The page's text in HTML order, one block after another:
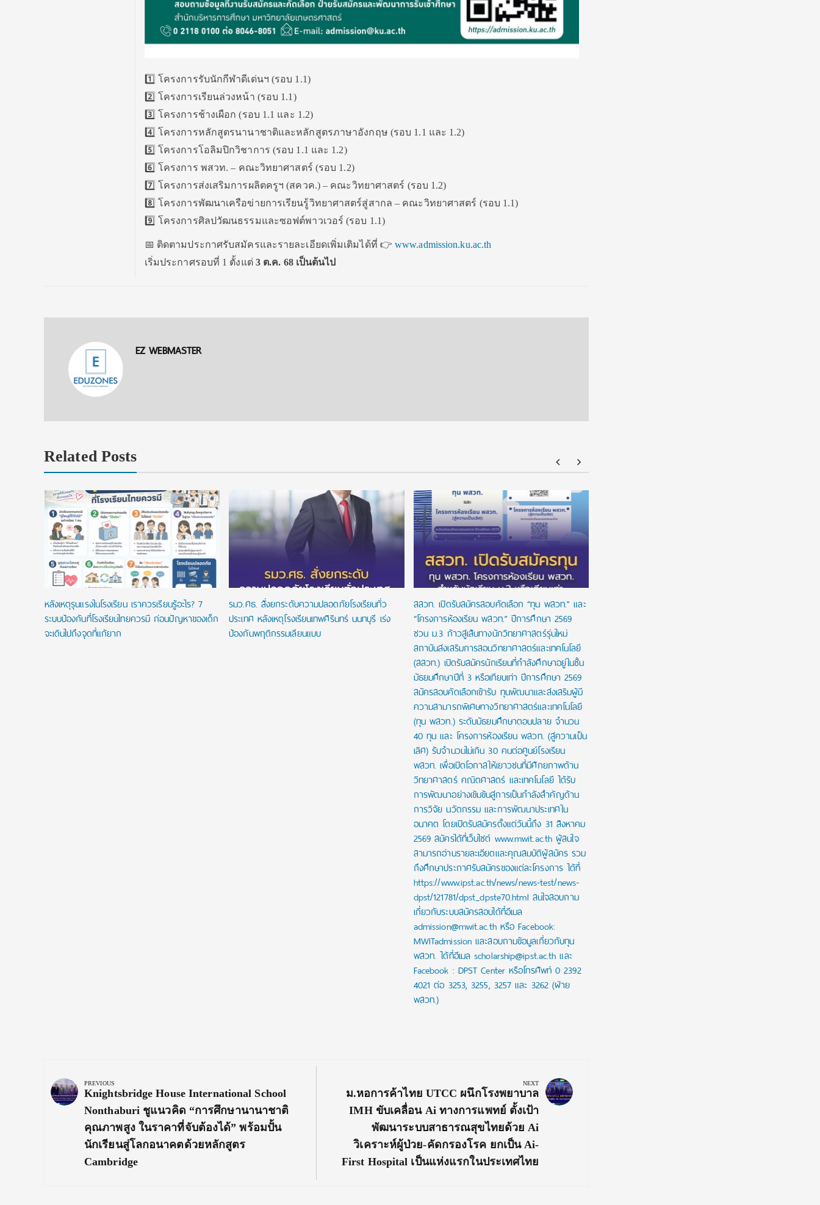
1️⃣ โครงการรับนักกีฬาดีเด่นฯ (รอบ 1.1)
2️⃣ โครงการเรียนล่วงหน้า (รอบ 1.1)
3️⃣ โครงการช้างเผือก (รอบ 1.1 และ 1.2)
4️⃣ โครงการหลักสูตรนานาชาติและหลักสูตรภาษาอังกฤษ (รอบ 1.1 และ 1.2)
5️⃣ โครงการโอลิมปิกวิชาการ (รอบ 1.1 และ 1.2)
6️⃣ โครงการ พสวท. – คณะวิทยาศาสตร์ (รอบ 1.2)
7️⃣ โครงการส่งเสริมการผลิตครูฯ (สควค.) – คณะวิทยาศาสตร์ (รอบ 1.2)
8️⃣ โครงการพัฒนาเครือข่ายการเรียนรู้วิทยาศาสตร์สู่สากล – คณะวิทยาศาสตร์ (รอบ 1.1)
9️⃣ โครงการศิลปวัฒนธรรมและซอฟต์พาวเวอร์ (รอบ 1.1)
📅 ติดตามประกาศรับสมัครและรายละเอียดเพิ่มเติมได้ที่ 👉www.admission.ku.ac.th
เริ่มประกาศรอบที่ 1 ตั้งแต่ 3 ต.ค. 68 เป็นต้นไป
EZ WEBMASTER
Related Posts
หลังเหตุรุนแรงในโรงเรียน เราควรเรียนรู้อะไร? 7
ระบบป้องกันที่โรงเรียนไทยควรมี ก่อนปัญหาของเด็ก
จะเดินไปถึงจุดที่แก้ยาก
รมว.ศธ. สั่งยกระดับความปลอดภัยโรงเรียนทั่ว
ประเทศ หลังเหตุโรงเรียนเทพศิรินทร์ นนทบุรี เร่ง
ป้องกันพฤติกรรมเลียนแบบ
สสวท. เปิดรับสมัครสอบคัดเลือก “ทุน พสวท.” และ
“โครงการห้องเรียน พสวท.” ปีการศึกษา 2569
ชวน ม.3 ก้าวสู่เส้นทางนักวิทยาศาสตร์รุ่นใหม่
สถาบันส่งเสริมการสอนวิทยาศาสตร์และเทคโนโลยี
(สสวท.) เปิดรับสมัครนักเรียนที่กำลังศึกษาอยู่ในชั้น
มัธยมศึกษาปีที่ 3 หรือเทียบเท่า ปีการศึกษา 2569
สมัครสอบคัดเลือกเข้ารับ ทุนพัฒนาและส่งเสริมผู้มี
ความสามารถพิเศษทางวิทยาศาสตร์และเทคโนโลยี
(ทุน พสวท.) ระดับมัธยมศึกษาตอนปลาย จำนวน
40 ทุน และ โครงการห้องเรียน พสวท. (สู่ความเป็น
เลิศ) รับจำนวนไม่เกิน 30 คนต่อศูนย์โรงเรียน
พสวท. เพื่อเปิดโอกาสให้เยาวชนที่มีศักยภาพด้าน
วิทยาศาสตร์ คณิตศาสตร์ และเทคโนโลยี ได้รับ
การพัฒนาอย่างเข้มข้นสู่การเป็นกำลังสำคัญด้าน
การวิจัย นวัตกรรม และการพัฒนาประเทศใน
อนาคต โดยเปิดรับสมัครตั้งแต่วันนี้ถึง 31 สิงหาคม
2569 สมัครได้ที่เว็บไซต์ www.mwit.ac.th ผู้สนใจ
สามารถอ่านรายละเอียดและคุณสมบัติผู้สมัคร รวม
ถึงศึกษาประกาศรับสมัครของแต่ละโครงการ ได้ที่
https://www.ipst.ac.th/news/news-test/news-
dpst/121781/dpst_dpste70.html สนใจสอบถาม
เกี่ยวกับระบบสมัครสอบได้ที่อีเมล
admission@mwit.ac.th หรือ Facebook:
MWITadmission และสอบถามข้อมูลเกี่ยวกับทุน
พสวท. ได้ที่อีเมล scholarship@ipst.ac.th และ
Facebook : DPST Center หรือโทรศัพท์ 0 2392
4021 ต่อ 3253, 3255, 3257 และ 3262 (ฝ่าย
พสวท.)
navigation
PREVIOUS
Previous
Post:
Knightsbridge House International School
Nonthaburi ชูแนวคิด “การศึกษานานาชาติ
คุณภาพสูง ในราคาที่จับต้องได้” พร้อมปั้น
นักเรียนสู่โลกอนาคตด้วยหลักสูตร
Cambridge
NEXT
Next
Post:
ม.หอการค้าไทย UTCC ผนึกโรงพยาบาล
IMH ขับเคลื่อน Ai ทางการแพทย์ ตั้งเป้า
พัฒนาระบบสาธารณสุขไทยด้วย Ai
วิเคราะห์ผู้ป่วย-คัดกรองโรค ยกเป็น Ai-
First Hospital เป็นแห่งแรกในประเทศไทย